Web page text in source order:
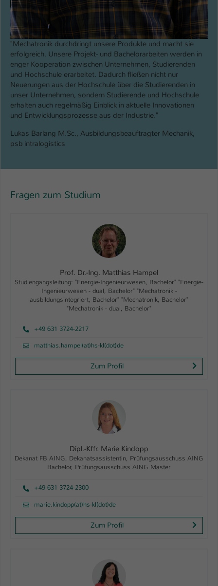
"Mechatronik durchdringt unsere Produkte und macht sie
erfolgreich. Unsere Projekt- und Bachelorarbeiten werden in
enger Kooperation zwischen Unternehmen, Studierenden
und Hochschule erarbeitet. Dadurch fließen nicht nur
Neuerungen aus der Hochschule über die Studierenden in
unser Unternehmen, sondern Studierende und Hochschule
erhalten auch regelmäßig Einblick in aktuelle Innovationen
und Entwicklungsprozesse aus der Industrie."
Lukas Barlang M.Sc., Ausbildungsbeauftragter Mechanik,
psb intralogistics
Fragen zum Studium
Prof. Dr.-Ing. Matthias Hampel
Studiengangsleitung: "Energie-Ingenieurwesen, Bachelor" "Energie-
Ingenieurwesen - dual, Bachelor" "Mechatronik -
ausbildungsintegriert, Bachelor" "Mechatronik, Bachelor"
"Mechatronik - dual, Bachelor"
+49 631 3724-2217
matthias.hampel(at)hs-kl(dot)de
Zum Profil
Dipl.-Kffr. Marie Kindopp
Dekanat FB AING, Dekanatsassistentin, Prüfungsausschuss AING
Bachelor, Prüfungsausschuss AING Master
+49 631 3724-2300
marie.kindopp(at)hs-kl(dot)de
Zum Profil